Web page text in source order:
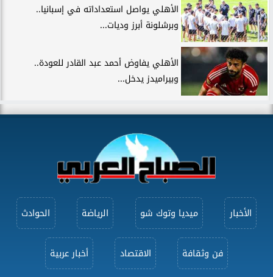
الأهلي يواصل استعداداته في إسبانيا..
وبرشلونة أبرز وديات...
الأهلي يفاوض أحمد عبد القادر للعودة..
وبيراميدز يدخل...
الأخبار ميديا وتوك شو الرياضة الحوادث
فن وثقافة الاقتصاد أخبار عربية